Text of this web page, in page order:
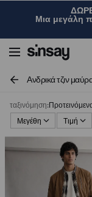
Μια μεγάλη
Ανδρικά τζιν
ταξινόμηση:
Μεγέθη
Τιμή